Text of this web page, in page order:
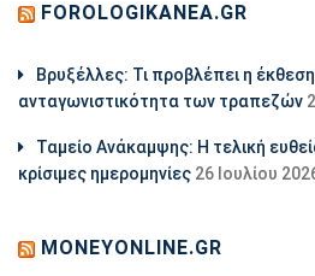
FOROLOGIKANEA.GR
Βρυξέλλες: Τι προβλέπει η έκθεση
ανταγωνιστικότητα των τραπεζών
Ταμείο Ανάκαμψης: Η τελική
κρίσιμες ημερομηνίες 26 Ιουλίου
MONEYONLINE.GR